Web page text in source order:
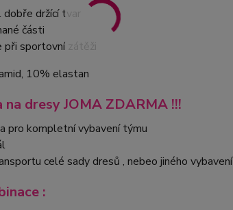
držící tvar
části
sportovní zátěži
10% elastan
dresy JOMA ZDARMA !!!
pro kompletní vybavení týmu
celé sady dresů , nebeo jiného vybavení
: